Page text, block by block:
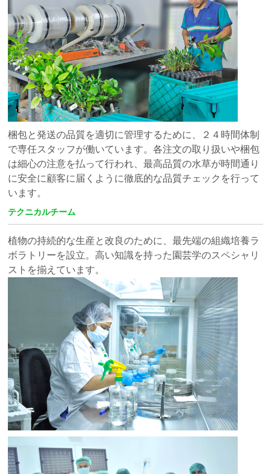
梱包と発送の品質を適切に管理するために、２４時間体制
で専任スタッフが働いています。各注文の取り扱いや梱包
は細心の注意を払って行われ、最高品質の水草が時間通り
に安全に顧客に届くように徹底的な品質チェックを行って
います。
テクニカルチーム
植物の持続的な生産と改良のために、最先端の組織培養ラ
ボラトリーを設立。高い知識を持った園芸学のスペシャリ
ストを揃えています。